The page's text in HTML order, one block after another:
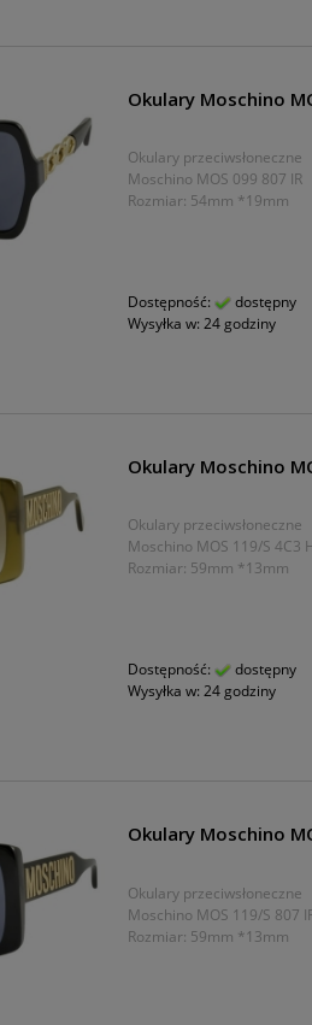
Okulary Moschino
Okulary przeciwsłoneczne
Moschino MOS 099 807 IR
Rozmiar: 54mm *19mm
Dostępność:
dostępny
Wysyłka w: 24 godziny
Okulary Moschino
Okulary przeciwsłoneczne
Moschino MOS 119/S 4C3
Rozmiar: 59mm *13mm
Dostępność:
dostępny
Wysyłka w: 24 godziny
Okulary Moschino
Okulary przeciwsłoneczne
Moschino MOS 119/S 807
Rozmiar: 59mm *13mm